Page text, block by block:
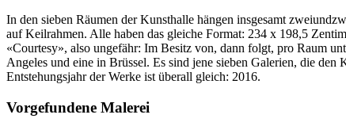
In den sieben Räumen der Kunsthalle hängen insgesamt
auf Keilrahmen. Alle haben das gleiche Format: 234 x 198,5
«Courtesy», also ungefähr: Im Besitz von, dann folgt, pro Raum
Angeles und eine in Brüssel. Es sind jene sieben Galerien, die den
Entstehungsjahr der Werke ist überall gleich: 2016.
Vorgefundene Malerei